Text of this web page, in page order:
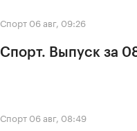
Спорт 06 авг, 09:26
Спорт. Выпуск за
Спорт 06 авг, 08:49